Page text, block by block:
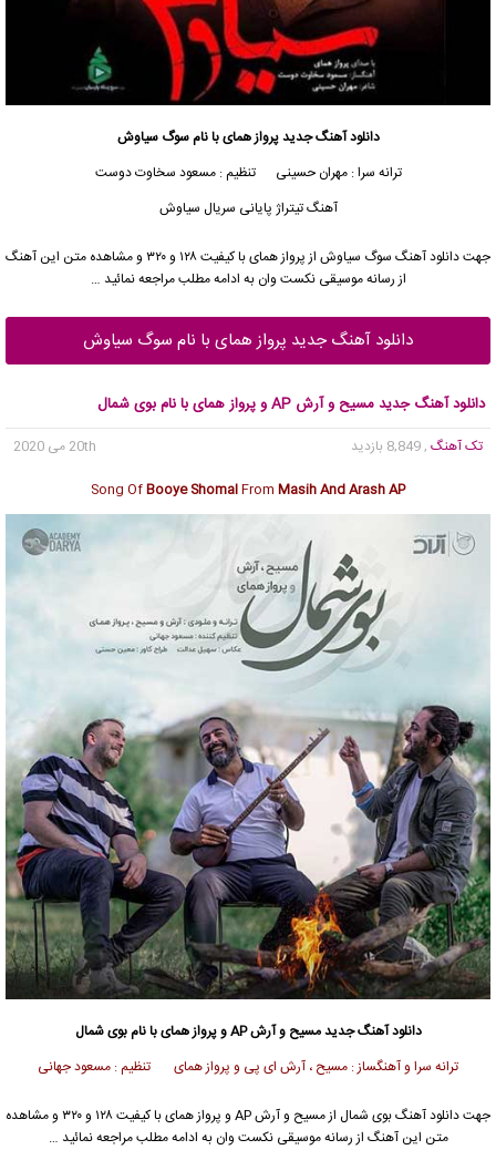
دانلود آهنگ جدیدپرواز همایبا نام سوگ سیاوش
ترانه سرا : مهران حسینی تنظیم : مسعود سخاوت دوست
آهنگ تیتراژ پایانی سریال سیاوش
جهت دانلود آهنگ سوگ سیاوش از پرواز همای
با کیفیت ۱۲۸ و ۳۲۰ و مشاهده متن این آهنگ
از رسانه موسیقی نکست وان به ادامه مطلب مراجعه نمائید …
دانلود آهنگ جدید پرواز همای با نام سوگ سیاوش
دانلود آهنگ جدید مسیح و آرش AP و پرواز همای با نام بوی شمال
تک آهنگ , 8,849 بازدید
20th می 2020
Song OfBooye ShomalFrom Masih And Arash AP
دانلود آهنگ جدیدمسیح وآرش AP
و پرواز همای با نام بوی شمال
ترانه سرا و آهنگساز : مسیح ، آرش ای پی و پرواز همای تنظیم : مسعود جهانی
جهت دانلود آهنگ بوی شمال ازمسیح وآرش AP
و پرواز همای با کیفیت ۱۲۸ و ۳۲۰ و مشاهده
متن این آهنگ از رسانه موسیقی نکست وان به ادامه مطلب مراجعه نمائید …